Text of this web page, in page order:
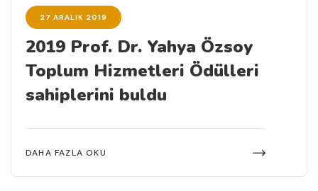
27 ARALIK 2019
2019 Prof. Dr. Yahya Özsoy
Toplum Hizmetleri Ödülleri
sahiplerini buldu
DAHA FAZLA OKU